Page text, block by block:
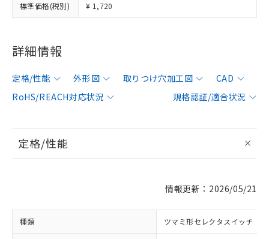
標準価格(税別) ¥ 1,720
詳細情報
定格/性能 外形図 取りつけ穴加工図
CAD
RoHS/REACH対応状況
規格認証/適合状況
定格/性能
情報更新：2026/05/21
種類 ツマミ形セレクタスイッチ